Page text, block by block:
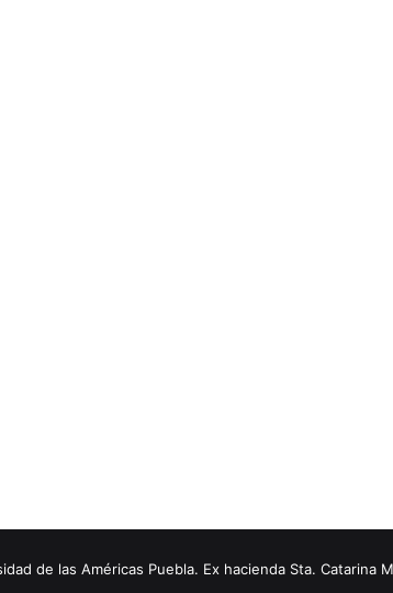
de las Américas Puebla. Ex hacienda Sta. Catarina